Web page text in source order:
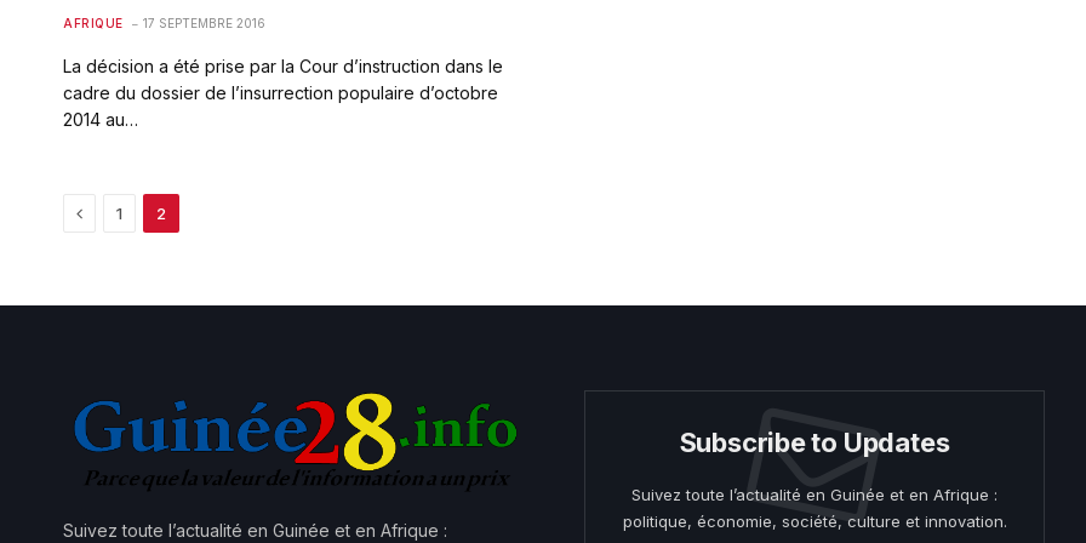
AFRIQUE 17 SEPTEMBRE 2016
La décision a été prise par la Cour d’instruction dans le
cadre du dossier de l’insurrection populaire d’octobre
2014 au…
Previous
1 2
Suivez toute l’actualité en Guinée et en Afrique :
Subscribe to Updates
Suivez toute l’actualité en Guinée et en Afrique :
politique, économie, société, culture et innovation.